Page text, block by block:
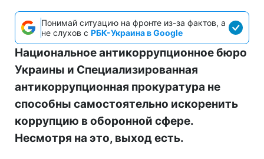
Понимай ситуацию на фронте из-за фактов, а
не слухов с РБК-Украина в Google
Национальное антикоррупционное бюро
Украины и Специализированная
антикоррупционная прокуратура не
способны самостоятельно искоренить
коррупцию в оборонной сфере.
Несмотря на это, выход есть.